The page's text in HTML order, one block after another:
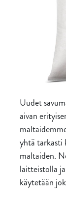
Uudet
aivan
yhtä
maltaiden.
laitteistolla
käytetään